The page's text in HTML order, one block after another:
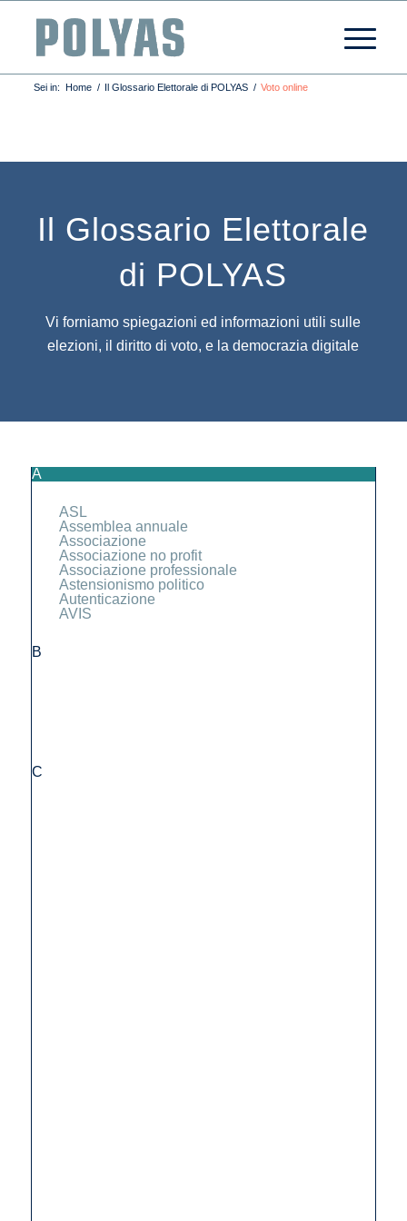
Sei in: Home / Il Glossario Elettorale di POLYAS / Voto online
Il Glossario Elettorale
di POLYAS
Vi forniamo spiegazioni ed informazioni utili sulle
elezioni, il diritto di voto, e la democrazia digitale
A
ASL
Assemblea annuale
Associazione
Associazione no profit
Associazione professionale
Astensionismo politico
Autenticazione
AVIS
B
C